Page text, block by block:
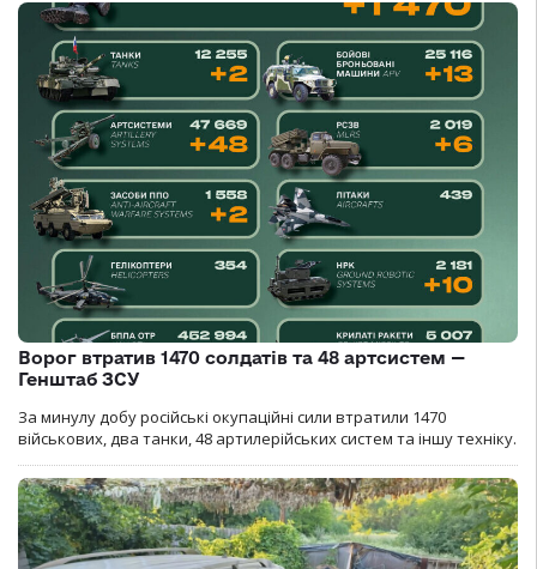
Ворог втратив 1470 солдатів та 48 артсистем —
Генштаб ЗСУ
За минулу добу російські окупаційні сили втратили 1470
військових, два танки, 48 артилерійських систем та іншу техніку.